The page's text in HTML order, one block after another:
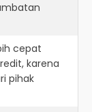
cepat
karena
pihak